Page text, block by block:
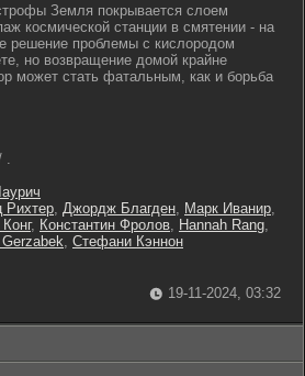
Земля покрывается слоем
космической станции в смятении - на
решение проблемы с кислородом
но возвращение домой крайне
может стать фатальным, как и борьба
.
Рихтер, Джордж Благден, Марк Иванир,
, Константин Фролов, Hannah Rang,
, Стефани Кэннон
19-11-2024, 03:32